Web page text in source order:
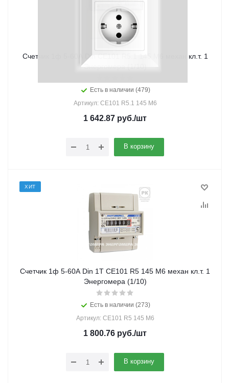
Счетчик 1ф 5-60А Din СЕ101 R5.1 145 M6 механ кл.т. 1
Энергомера (1/10)
Есть в наличии (479)
Артикул: CE101 R5.1 145 M6
1 642.87 руб./шт
В корзину
ХИТ
Счетчик 1ф 5-60А Din 1Т СЕ101 R5 145 M6 механ кл.т. 1
Энергомера (1/10)
Есть в наличии (273)
Артикул: CE101 R5 145 M6
1 800.76 руб./шт
В корзину